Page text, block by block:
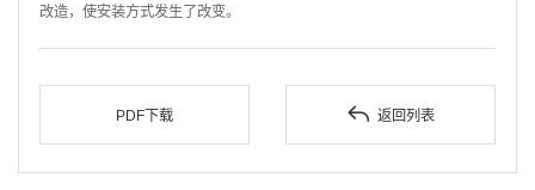
改造，使安装方式发生了改变。
PDF下载  返回列表